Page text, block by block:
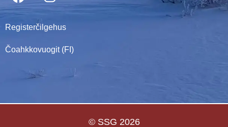
Registerčilgehus
Čoahkkovuogit (FI)
© SSG 2026